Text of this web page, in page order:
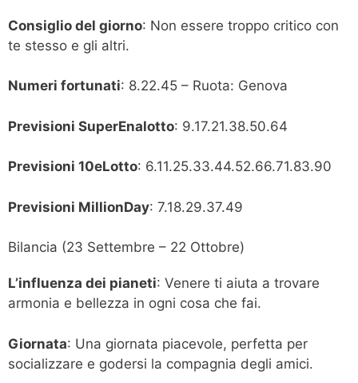
Consiglio del giorno: Non essere troppo critico con
te stesso e gli altri.
Numeri fortunati: 8.22.45 – Ruota: Genova
Previsioni SuperEnalotto: 9.17.21.38.50.64
Previsioni 10eLotto: 6.11.25.33.44.52.66.71.83.90
Previsioni MillionDay: 7.18.29.37.49
Bilancia (23 Settembre – 22 Ottobre)
L’influenza dei pianeti: Venere ti aiuta a trovare
armonia e bellezza in ogni cosa che fai.
Giornata: Una giornata piacevole, perfetta per
socializzare e godersi la compagnia degli amici.